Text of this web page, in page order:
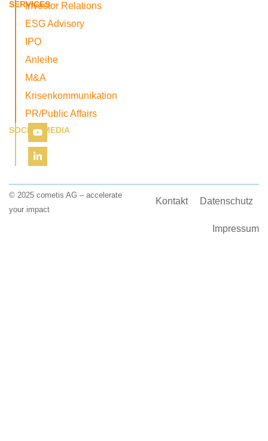
SERVICES
Investor Relations
ESG Advisory
IPO
Anleihe
M&A
Krisenkommunikation
PR/Public Affairs
SOCIAL MEDIA
© 2025 cometis AG – accelerate
your impact
Kontakt Datenschutz
Impressum